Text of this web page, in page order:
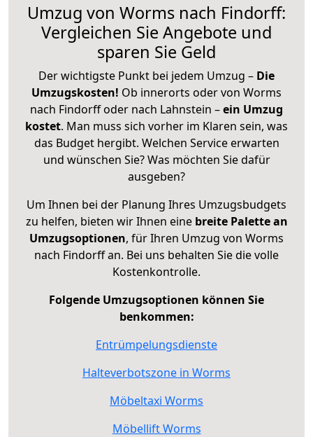
Umzug von Worms nach Findorff:
Vergleichen Sie Angebote und
sparen Sie Geld
Der wichtigste Punkt bei jedem Umzug – Die
Umzugskosten! Ob innerorts oder von Worms
nach Findorff oder nach Lahnstein –ein Umzug
kostet. Man muss sich vorher im Klaren sein, was
das Budget hergibt. Welchen Service erwarten
und wünschen Sie? Was möchten Sie dafür
ausgeben?
Um Ihnen bei der Planung Ihres Umzugsbudgets
zu helfen, bieten wir Ihnen eine breite Palette an
Umzugsoptionen, für Ihren Umzug von Worms
nach Findorff an. Bei uns behalten Sie die volle
Kostenkontrolle.
Folgende Umzugsoptionen können Sie
benkommen:
Entrümpelungsdienste
Halteverbotszone in Worms
Möbeltaxi Worms
Möbellift Worms